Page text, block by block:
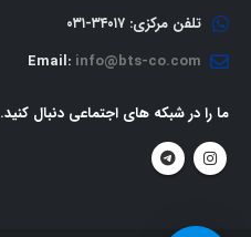
تلفن مرکزی: ٣٤٠١٧-٠٣١
Email: info@bts-co.com
ما را در شبکه های اجتماعی دنبال کنید.